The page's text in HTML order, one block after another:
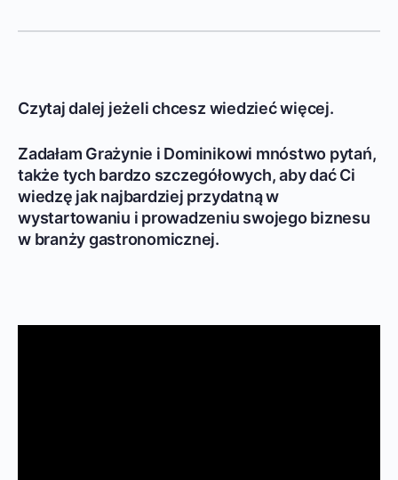
Czytaj dalej jeżeli chcesz wiedzieć więcej.
Zadałam Grażynie i Dominikowi mnóstwo pytań,
także tych bardzo szczegółowych, aby dać Ci
wiedzę jak najbardziej przydatną w
wystartowaniu i prowadzeniu swojego biznesu
w branży gastronomicznej.